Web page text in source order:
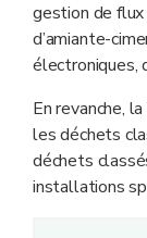
gestion de
d’amiante-
électroniques,
En revanche,
les déchets
déchets
installations